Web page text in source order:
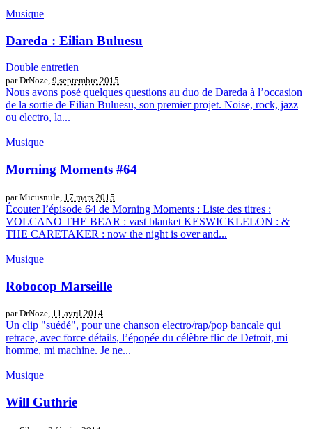
Musique
Dareda : Eilian Buluesu
Double entretien
par DrNoze, 9 septembre 2015
Nous avons posé quelques questions au duo de Dareda à l’occasion
de la sortie de Eilian Buluesu, son premier projet. Noise, rock, jazz
ou electro, la...
Musique
Morning Moments #64
par Micusnule, 17 mars 2015
Écouter l’épisode 64 de Morning Moments : Liste des titres :
VOLCANO THE BEAR : vast blanket KESWICKLELON : &
THE CARETAKER : now the night is over and...
Musique
Robocop Marseille
par DrNoze, 11 avril 2014
Un clip "suédé", pour une chanson electro/rap/pop bancale qui
retrace, avec force détails, l’épopée du célèbre flic de Detroit, mi
homme, mi machine. Je ne...
Musique
Will Guthrie